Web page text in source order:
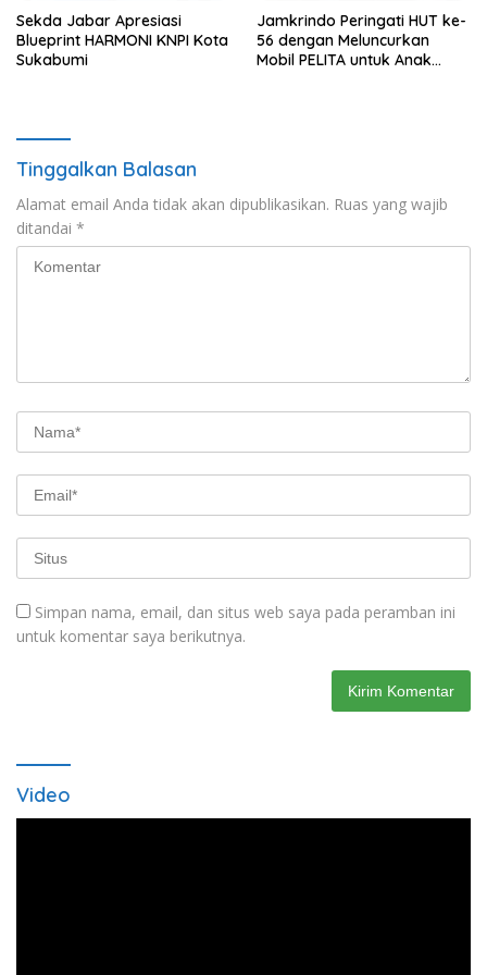
Sekda Jabar Apresiasi
Blueprint HARMONI KNPI Kota
Sukabumi
Jamkrindo Peringati HUT ke-
56 dengan Meluncurkan
Mobil PELITA untuk Anak
Tinggalkan Balasan
Alamat email Anda tidak akan dipublikasikan. Ruas yang wajib
ditandai *
Simpan nama, email, dan situs web saya pada peramban ini
untuk komentar saya berikutnya.
Video